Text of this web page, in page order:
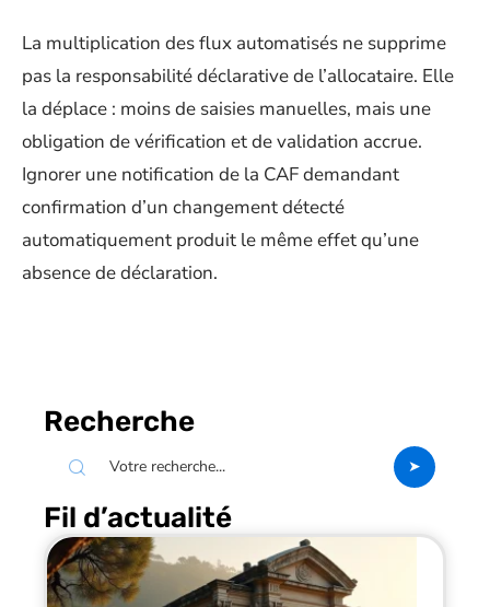
La multiplication des flux automatisés ne supprime
pas la responsabilité déclarative de l’allocataire. Elle
la déplace : moins de saisies manuelles, mais une
obligation de vérification et de validation accrue.
Ignorer une notification de la CAF demandant
confirmation d’un changement détecté
automatiquement produit le même effet qu’une
absence de déclaration.
Recherche
Fil d’actualité